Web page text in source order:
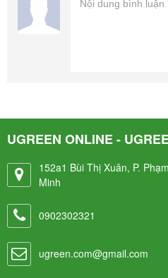
UGREEN ONLINE -
152a1 Bùi Thị Xuân, P.
Minh
0902302321
ugreen.com@gmail.com